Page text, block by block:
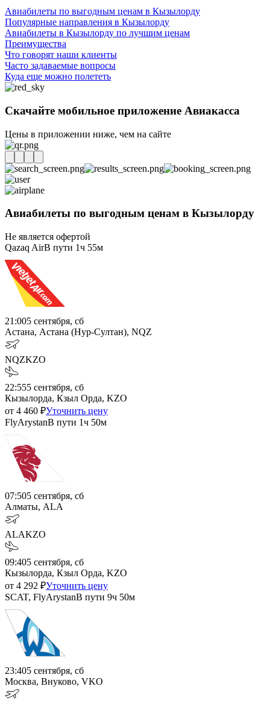
Авиабилеты по выгодным ценам в Кызылорду
Популярные направления в Кызылорду
Авиабилеты в Кызылорду по лучшим ценам
Преимущества
Что говорят наши клиенты
Часто задаваемые вопросы
Куда еще можно полететь
Скачайте мобильное приложение Авиакасса
Цены в приложении ниже, чем на сайте
Авиабилеты по выгодным ценам в Кызылорду
Не является офертой
Qazaq AirВ пути 1ч 55м
21:005 сентября, сб
Астана, Астана (Нур-Султан), NQZ
NQZKZO
22:555 сентября, сб
Кызылорда, Кзыл Орда, KZO
от 4 460 ₽Уточнить цену
FlyArystanВ пути 1ч 50м
07:505 сентября, сб
Алматы, ALA
ALAKZO
09:405 сентября, сб
Кызылорда, Кзыл Орда, KZO
от 4 292 ₽Уточнить цену
SCAT, FlyArystanВ пути 9ч 50м
23:405 сентября, сб
Москва, Внуково, VKO